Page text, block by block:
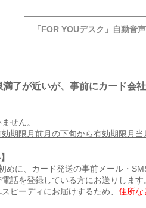
「FOR YOUデスク」自動音
了が近いが、事前にカード会
せん。
期限月前月の下旬から有効期限月当
めに、カード発送の事前メール・
話を登録している方にお送りします
ピーディにお届けするため、 住所な